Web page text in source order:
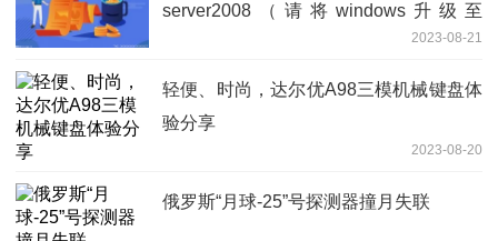
server2008（请将windows升级至
2023-08-21
轻便、时尚，达尔优A98三模机械键盘体
验分享
2023-08-20
俄罗斯“月球-25”号探测器撞月失联